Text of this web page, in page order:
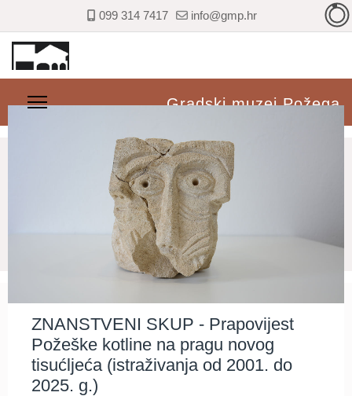
099 314 7417 info@gmp.hr
Gradski muzej Požega
ZNANSTVENI SKUP - Prapovijest
Požeške kotline na pragu novog
tisućljeća (istraživanja od 2001. do
2025. g.)